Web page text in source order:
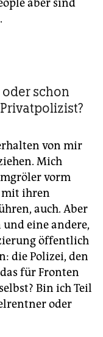
aber sind
schon
von mir
Mich
vorm
mit ihren
auch. Aber
und eine andere,
öffentlich
die Polizei, den
für Fronten
Bin ich Teil
oder